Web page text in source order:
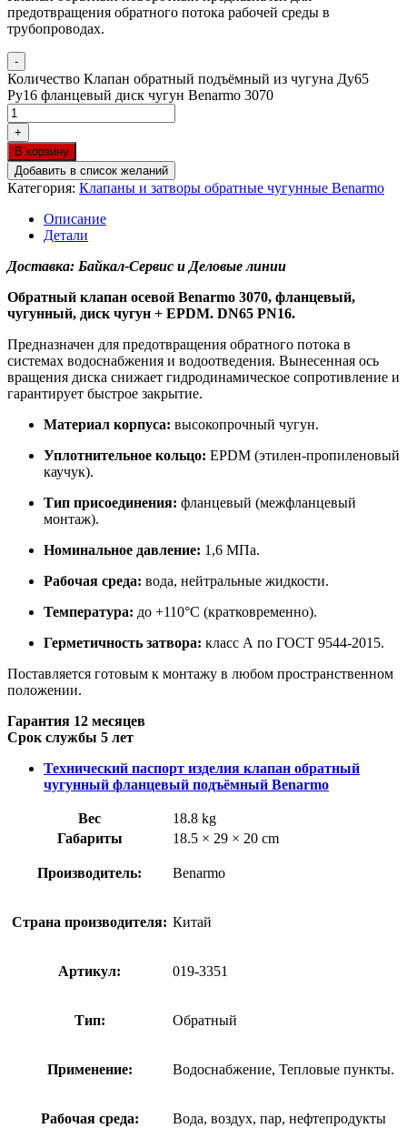
предотвращения обратного потока рабочей среды в
трубопроводах.
-
Количество Клапан обратный подъёмный из чугуна Ду65
Ру16 фланцевый диск чугун Benarmo 3070
+
В корзину
Добавить в список желаний
Категория: Клапаны и затворы обратные чугунные Benarmo
Описание
Детали
Доставка: Байкал-Сервис и Деловые линии
Обратный клапан осевой Benarmo 3070, фланцевый,
чугунный, диск чугун + EPDM. DN65 PN16.
Предназначен для предотвращения обратного потока в
системах водоснабжения и водоотведения. Вынесенная ось
вращения диска снижает гидродинамическое сопротивление и
гарантирует быстрое закрытие.
Материал корпуса: высокопрочный чугун.
Уплотнительное кольцо: EPDM (этилен-пропиленовый
каучук).
Тип присоединения: фланцевый (межфланцевый
монтаж).
Номинальное давление: 1,6 МПа.
Рабочая среда: вода, нейтральные жидкости.
Температура: до +110°C (кратковременно).
Герметичность затвора: класс А по ГОСТ 9544-2015.
Поставляется готовым к монтажу в любом пространственном
положении.
Гарантия 12 месяцев
Срок службы 5 лет
Технический паспорт изделия клапан обратный
чугунный фланцевый подъёмный Benarmo
Вес
18.8 kg
Габариты
18.5 × 29 × 20 cm
Производитель: Benarmo
Страна производителя: Китай
Артикул: 019-3351
Тип: Обратный
Применение: Водоснабжение, Тепловые пункты.
Рабочая среда: Вода, воздух, пар, нефтепродукты